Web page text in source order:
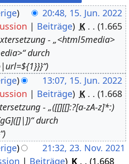
20:48, 15. Jun. 2022
Beiträge K
1.665
- „<html5media>
durch
13:07, 15. Jun. 2022
Beiträge K
1.668
- „([[][[]:?[a-zA-z]*:)
durch
21:32, 23. Nov. 2021
Beiträge K
1.668